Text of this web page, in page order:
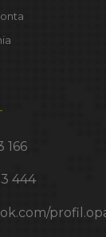
166
444